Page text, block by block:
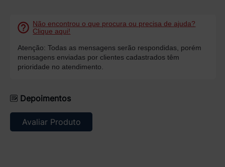
Não encontrou o que procura ou precisa de ajuda?
Clique aqui!
Atenção: Todas as mensagens serão respondidas, porém
mensagens enviadas por clientes cadastrados têm
prioridade no atendimento.
Depoimentos
Avaliar Produto